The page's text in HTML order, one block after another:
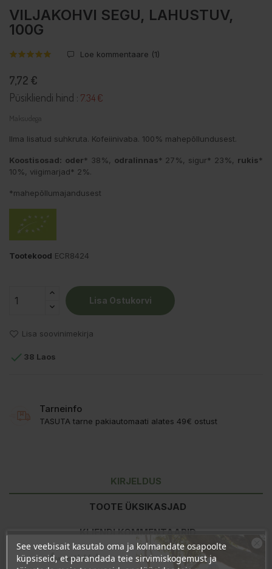
VILJAKOHVI SEGU, LAHUSTUV,
100G
Loe kommentaare (1)
7,72 €
Püsikliendi hind : 7.34 €
Maksudega
Ilma lisatud suhkruta. Kofeiinivaba. 100% mahepõllundusest.
Koostisosad: oder* 38%, odralinnas* 27%, sigur* 23%, rukis*
10%, viigimarjad* 2%.
*mahepõllumajandusest
Tootekood ECR8424
Lisa Ostukorvi
Lisa soovinimekirja
 38 Laos
Tarneinfo
TASUTA tarne pakiautomaati alates 49€ ostust
KIRJELDUS
TOOTE ÜKSIKASJAD
KLIENDI KOMMENTAARID
See veebisait kasutab oma ja kolmandate osapoolte
küpsiseid, et parandada teie sirvimiskogemust ja
Ära veel lahku!